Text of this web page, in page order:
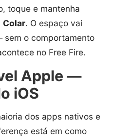
toque e mantenha
Colar. O espaço vai
sem o comportamento
no Free Fire.
Apple —
iOS
dos apps nativos e
está em como